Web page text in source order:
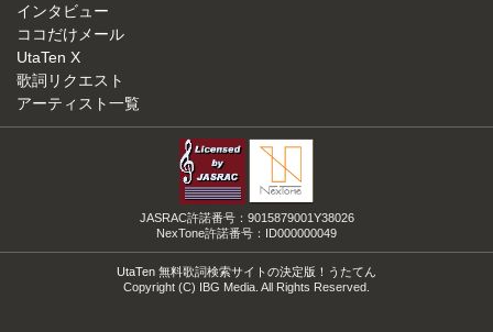
インタビュー
ココだけメール
UtaTen X
歌詞リクエスト
アーティスト一覧
JASRAC許諾番号：9015879001Y38026
NexTone許諾番号：ID000000049
UtaTen 無料歌詞検索サイトの決定版！うたてん
Copyright (C) IBG Media. All Rights Reserved.